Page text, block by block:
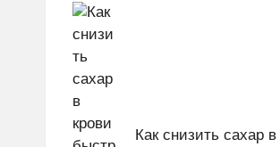
по
записям
Как снизить сахар